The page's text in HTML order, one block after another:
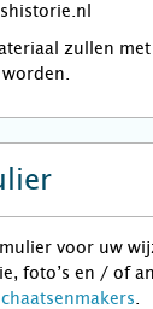
zullen
voor uw
foto’s en / of